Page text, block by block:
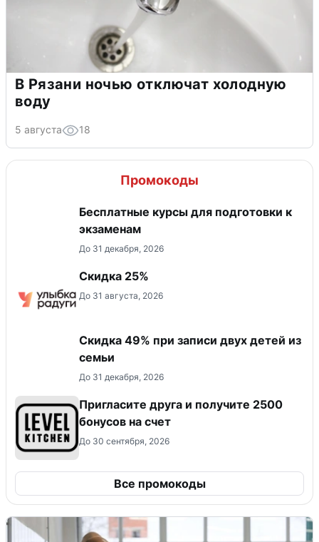
В Рязани ночью отключат холодную
воду
5 августа 18
Промокоды
Бесплатные курсы для подготовки к
экзаменам
До 31 декабря, 2026
Скидка 25%
До 31 августа, 2026
Скидка 49% при записи двух детей из
семьи
До 31 декабря, 2026
Пригласите друга и получите 2500
бонусов на счет
До 30 сентября, 2026
Все промокоды